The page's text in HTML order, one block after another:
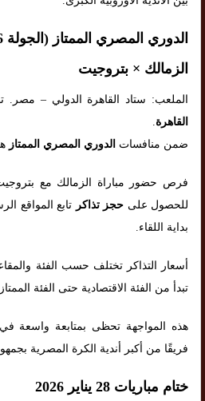
الدوري المصري الممتاز (الجولة 16)
الزمالك × بتروجيت
الملعب: ستاد القاهرة الدولي – مصر.
القاهرة.
ضمن منافسات الدوري المصري الممتاز
فرص حضور مباراة الزمالك مع
للحصول على حجز تذاكر تابع المواقع
بداية اللقاء.
أسعار التذاكر تختلف حسب الفئة
تبدأ من الفئة الاقتصادية حتى الفئة
هذه المواجهة تحظى بمتابعة واسعة
فريقًا من أكبر أندية الكرة المصرية
ختام مباريات 28 يناير 2026